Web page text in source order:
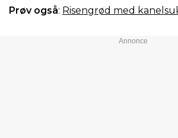
Prøv også: Risengrød med